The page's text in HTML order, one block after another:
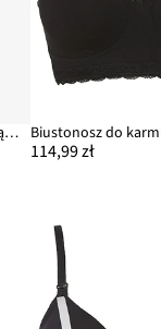
Biustonosz do karmienia piersią, bez fiszbinów, z koronką (2 szt.)
114,99 zł